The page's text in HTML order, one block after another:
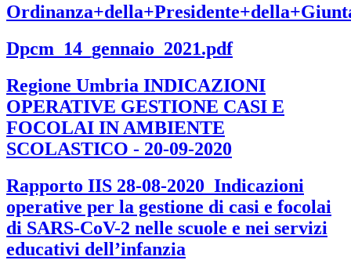
Dpcm_14_gennaio_2021.pdf
Regione Umbria INDICAZIONI
OPERATIVE GESTIONE CASI E
FOCOLAI IN AMBIENTE
SCOLASTICO - 20-09-2020
Rapporto IIS 28-08-2020_Indicazioni
operative per la gestione di casi e focolai
di SARS-CoV-2 nelle scuole e nei servizi
educativi dell’infanzia